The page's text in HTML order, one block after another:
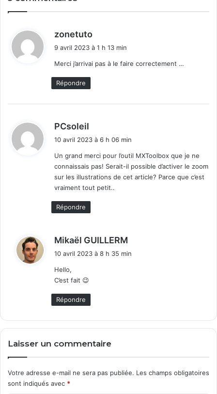
zonetuto
i
9 avril 2023 à 1 h 13 min
Merci j’arrivai pas à le faire correctement …
Répondre
PCsoleil
10 avril 2023 à 6 h 06 min
Un grand merci pour l’outil MXToolbox que je ne
connaissais pas! Serait-il possible d’activer le zoom
sur les illustrations de cet article? Parce que c’est
vraiment tout petit..
Répondre
Mikaël GUILLERM
10 avril 2023 à 8 h 35 min
Hello,
C’est fait 😉
Répondre
Laisser un commentaire
Votre adresse e-mail ne sera pas publiée. Les champs obligatoires
sont indiqués avec *